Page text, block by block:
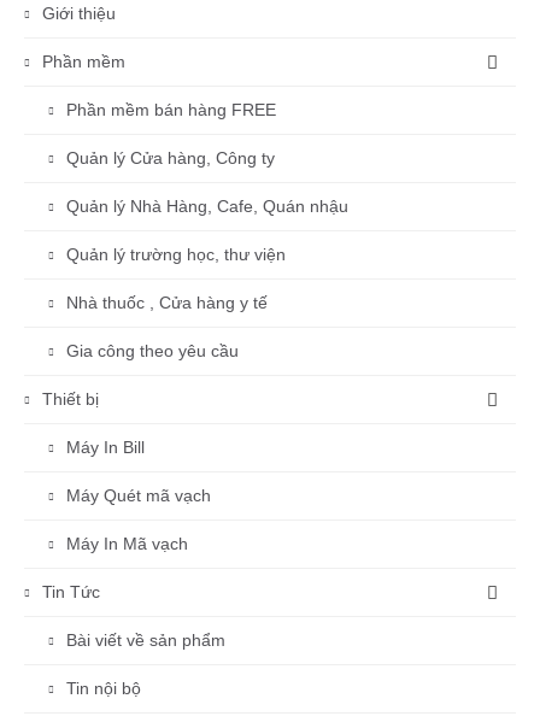
Giới thiệu
Phần mềm
Phần mềm bán hàng FREE
Quản lý Cửa hàng, Công ty
Quản lý Nhà Hàng, Cafe, Quán nhậu
Quản lý trường học, thư viện
Nhà thuốc , Cửa hàng y tế
Gia công theo yêu cầu
Thiết bị
Máy In Bill
Máy Quét mã vạch
Máy In Mã vạch
Tin Tức
Bài viết về sản phẩm
Tin nội bộ